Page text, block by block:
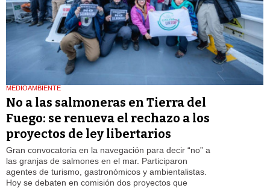
MEDIOAMBIENTE
No a las salmoneras en Tierra del
Fuego: se renueva el rechazo a los
proyectos de ley libertarios
Gran convocatoria en la navegación para decir “no” a
las granjas de salmones en el mar. Participaron
agentes de turismo, gastronómicos y ambientalistas.
Hoy se debaten en comisión dos proyectos que